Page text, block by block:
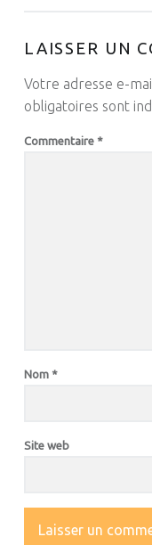
LAISSER UN
Votre adresse e-
obligatoires sont
Commentaire *
Nom *
Site web